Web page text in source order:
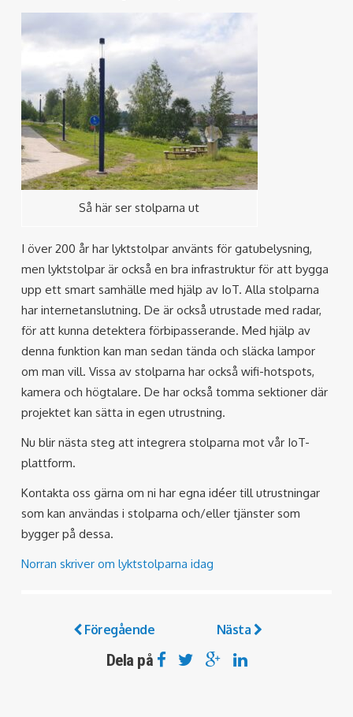
Så här ser stolparna ut
I över 200 år har lyktstolpar använts för gatubelysning,
men lyktstolpar är också en bra infrastruktur för att bygga
upp ett smart samhälle med hjälp av IoT. Alla stolparna
har internetanslutning. De är också utrustade med radar,
för att kunna detektera förbipasserande. Med hjälp av
denna funktion kan man sedan tända och släcka lampor
om man vill. Vissa av stolparna har också wifi-hotspots,
kamera och högtalare. De har också tomma sektioner där
projektet kan sätta in egen utrustning.
Nu blir nästa steg att integrera stolparna mot vår IoT-
plattform.
Kontakta oss gärna om ni har egna idéer till utrustningar
som kan användas i stolparna och/eller tjänster som
bygger på dessa.
Norran skriver om lyktstolparna idag
Föregående Nästa
Dela på